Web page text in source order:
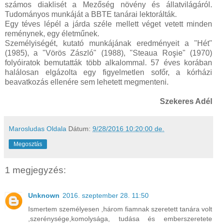
számos diaklisét a Mezőség növény és állatvilágáról.
Tudományos munkáját a BBTE tanárai lektorálták.
Egy téves lépél a járda széle mellett véget vetett minden
reménynek, egy életműnek.
Személyiségét, kutató munkájának eredményeit a "Hét"
(1985), a "Vörös Zászló" (1988), "Steaua Roşie" (1970)
folyóiratok bemutatták több alkalommal. 57 éves korában
halálosan elgázolta egy figyelmetlen sofőr, a kórházi
beavatkozás ellenére sem lehetett megmenteni.
Szekeres Adél
Marosludas Oldala Dátum: 9/28/2016 10:20:00 de.
Megosztás
1 megjegyzés:
Unknown 2016. szeptember 28. 11:50
Ismertem személyesen ,három fiamnak szeretett tanára volt
,szerénysége,komolysága, tudása és emberszeretete